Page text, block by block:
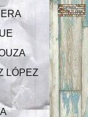
LÓPEZ